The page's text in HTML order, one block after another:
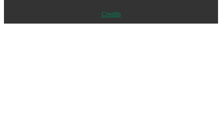
Credits